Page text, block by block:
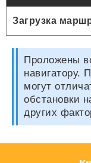
Загрузка
Проложены
навигатору.
могут
обстановки
других